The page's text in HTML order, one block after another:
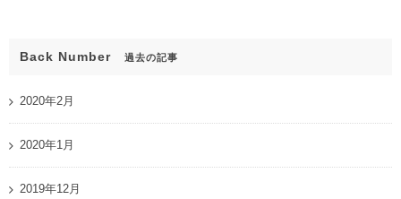
Back Number 過去の記事
2020年2月
2020年1月
2019年12月